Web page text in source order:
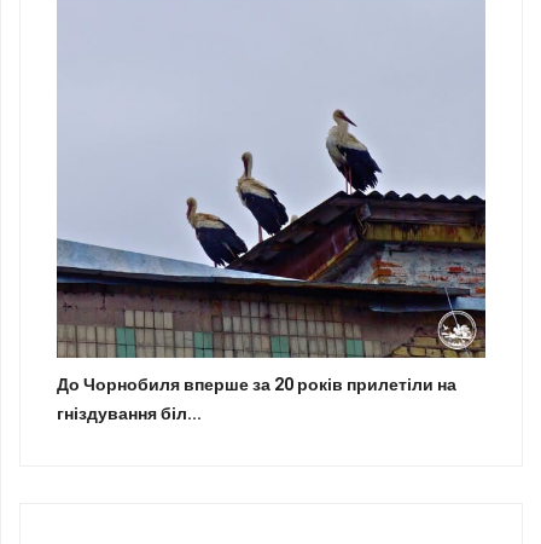
До Чорнобиля вперше за 20 років прилетіли на
гніздування біл...